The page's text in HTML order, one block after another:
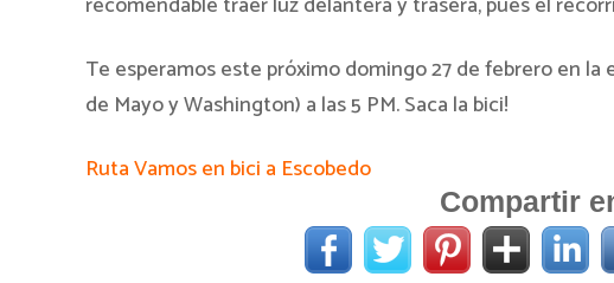
Te esperamos este próximo domingo 27 de febrero en la
de Mayo y Washington) a las 5 PM. Saca la bici!
Ruta Vamos en bici a Escobedo
Compartir